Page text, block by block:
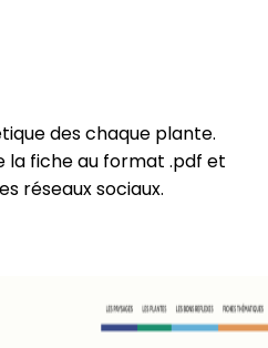
des chaque plante.
la fiche au format .pdf et
réseaux sociaux.